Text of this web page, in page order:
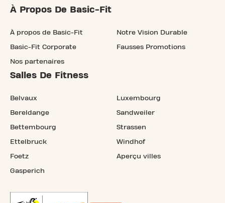
À Propos De Basic-Fit
À propos de Basic-Fit
Basic-Fit Corporate
Nos partenaires
Notre Vision Durable
Fausses Promotions
Salles De Fitness
Belvaux
Bereldange
Bettembourg
Ettelbruck
Foetz
Gasperich
Luxembourg
Sandweiler
Strassen
Windhof
Aperçu villes